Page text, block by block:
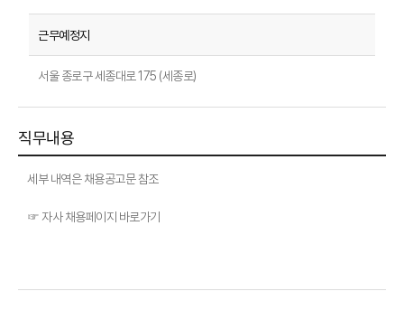
서울 종로구 세종대로 175 (세종로)
직무내용
세부 내역은 채용공고문 참조
☞ 자사 채용페이지 바로가기